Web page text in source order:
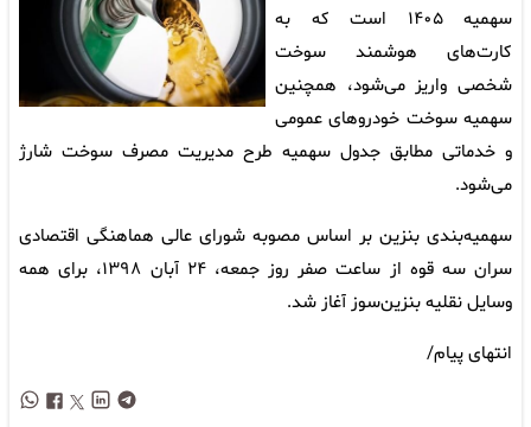
سهمیه ۱۴۰۵ است که به
کارت‌های هوشمند سوخت
شخصی واریز می‌شود، همچنین
سهمیه سوخت خودروهای عمومی
و خدماتی مطابق جدول سهمیه طرح مدیریت مصرف سوخت شارژ
می‌شود.
سهمیه‌بندی بنزین بر اساس مصوبه شورای عالی هماهنگی اقتصادی
سران سه قوه از ساعت صفر روز جمعه، ۲۴ آبان ‌۱۳۹۸، برای همه
وسایل نقلیه بنزین‌سوز آغاز شد.
انتهای پیام/